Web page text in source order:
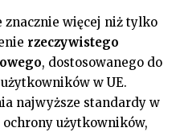
znacznie więcej niż tylko
rzeczywistego
, dostosowanego do
w UE.
najwyższe standardy w
użytkowników,